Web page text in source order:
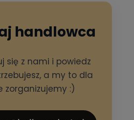
handlowca
się z nami i powiedz
a my to dla
zorganizujemy :)